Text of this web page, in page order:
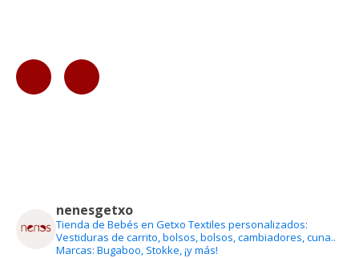
nenesgetxo
Tienda de Bebés en Getxo Textiles personalizados:
Vestiduras de carrito, bolsos, bolsos, cambiadores, cuna..
Marcas: Bugaboo, Stokke, ¡y más!